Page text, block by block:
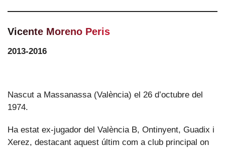
Vicente Moreno Peris
2013-2016
Nascut a Massanassa (València) el 26 d’octubre del
1974.
Ha estat ex-jugador del València B, Ontinyent, Guadix i
Xerez, destacant aquest últim com a club principal on